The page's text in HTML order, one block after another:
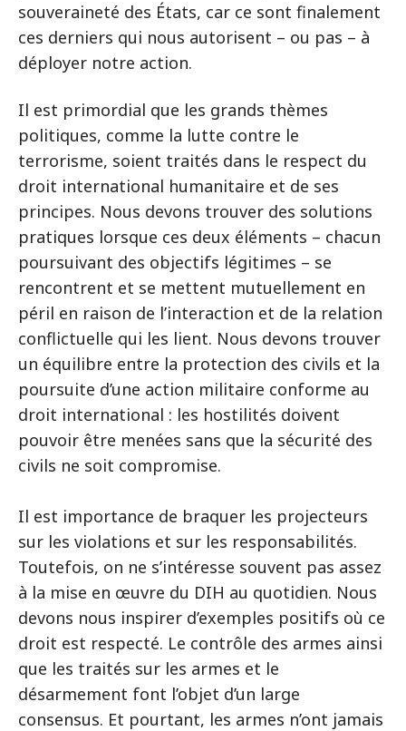
souveraineté des États, car ce sont finalement
ces derniers qui nous autorisent – ou pas – à
déployer notre action.
Il est primordial que les grands thèmes
politiques, comme la lutte contre le
terrorisme, soient traités dans le respect du
droit international humanitaire et de ses
principes. Nous devons trouver des solutions
pratiques lorsque ces deux éléments – chacun
poursuivant des objectifs légitimes – se
rencontrent et se mettent mutuellement en
péril en raison de l’interaction et de la relation
conflictuelle qui les lient. Nous devons trouver
un équilibre entre la protection des civils et la
poursuite d’une action militaire conforme au
droit international : les hostilités doivent
pouvoir être menées sans que la sécurité des
civils ne soit compromise.
Il est importance de braquer les projecteurs
sur les violations et sur les responsabilités.
Toutefois, on ne s’intéresse souvent pas assez
à la mise en œuvre du DIH au quotidien. Nous
devons nous inspirer d’exemples positifs où ce
droit est respecté. Le contrôle des armes ainsi
que les traités sur les armes et le
désarmement font l’objet d’un large
consensus. Et pourtant, les armes n’ont jamais